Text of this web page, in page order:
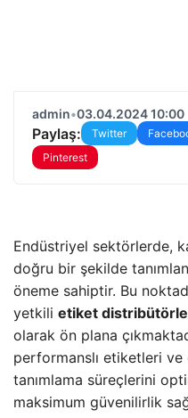
admin•03.04.2024 10:00
Paylaş: Twitter
Pinterest
Endüstriyel sektörlerde,
doğru bir şekilde
öneme sahiptir. Bu
yetkili etiket
olarak ön plana
performanslı etiketleri
tanımlama süreçlerini
maksimum güvenilirlik